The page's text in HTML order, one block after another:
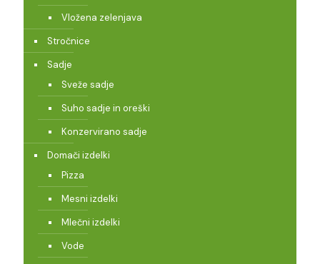
Vložena zelenjava
Stročnice
Sadje
Sveže sadje
Suho sadje in oreški
Konzervirano sadje
Domači izdelki
Pizza
Mesni izdelki
Mlečni izdelki
Vode